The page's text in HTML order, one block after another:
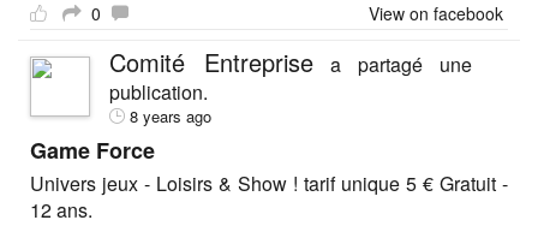
0 View on facebook
Comité Entreprise a partagé une
publication.
8 years ago
Game Force
Univers jeux - Loisirs & Show ! tarif unique 5 € Gratuit -
12 ans.